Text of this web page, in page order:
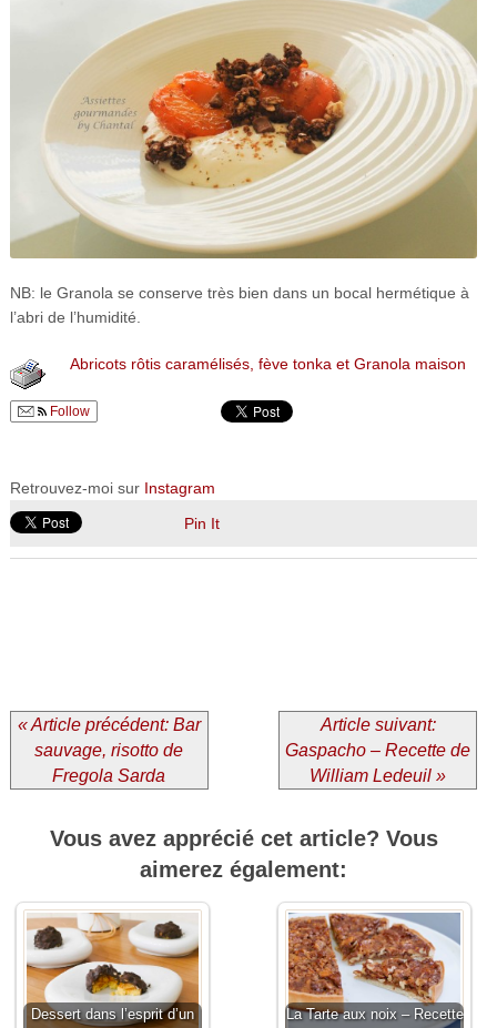
NB: le Granola se conserve très bien dans un bocal hermétique à
l’abri de l’humidité.
Abricots rôtis caramélisés, fève tonka et Granola maison
Follow
Retrouvez-moi sur Instagram
Pin It
« Article précédent: Bar
sauvage, risotto de
Fregola Sarda
Article suivant:
Gaspacho – Recette de
William Ledeuil »
Vous avez apprécié cet article? Vous
aimerez également:
Dessert dans l’esprit d’un
La Tarte aux noix – Recette